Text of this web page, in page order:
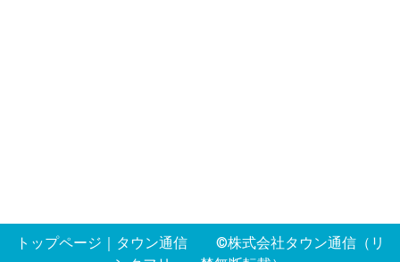
トップページ ｜ タウン通信©株式会社タウン通信（リ